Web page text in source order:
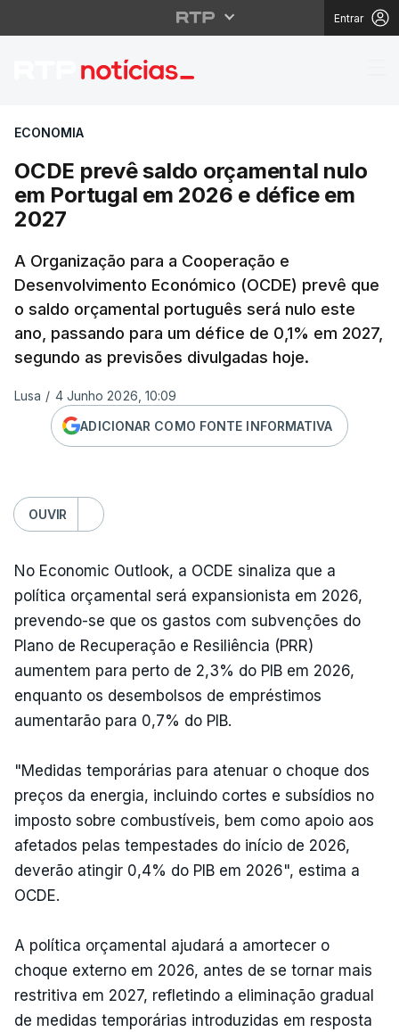
Entrar
OCDE prevê saldo
ECONOMIA
OCDE prevê saldo orçamental nulo
em Portugal em 2026 e défice em
2027
A Organização para a Cooperação e
Desenvolvimento Económico (OCDE) prevê que
o saldo orçamental português será nulo este
ano, passando para um défice de 0,1% em 2027,
segundo as previsões divulgadas hoje.
Lusa / 4 Junho 2026, 10:09
ADICIONAR COMO FONTE INFORMATIVA
OUVIR
No Economic Outlook, a OCDE sinaliza que a
política orçamental será expansionista em 2026,
prevendo-se que os gastos com subvenções do
Plano de Recuperação e Resiliência (PRR)
aumentem para perto de 2,3% do PIB em 2026,
enquanto os desembolsos de empréstimos
aumentarão para 0,7% do PIB.
"Medidas temporárias para atenuar o choque dos
preços da energia, incluindo cortes e subsídios no
imposto sobre combustíveis, bem como apoio aos
afetados pelas tempestades do início de 2026,
deverão atingir 0,4% do PIB em 2026", estima a
OCDE.
A política orçamental ajudará a amortecer o
choque externo em 2026, antes de se tornar mais
restritiva em 2027, refletindo a eliminação gradual
de medidas temporárias introduzidas em resposta